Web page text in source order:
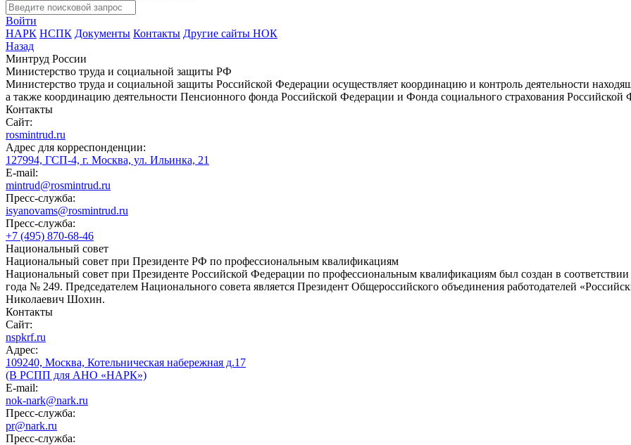
Войти
НАРК НСПК Документы Контакты Другие сайты НОК
Назад
Минтруд России
Министерство труда и социальной защиты РФ
Министерство труда и социальной защиты Российской Федерации осуществляет координацию и контроль деятельности
а также координацию деятельности Пенсионного фонда Российской Федерации и Фонда социального страхования Российской
Контакты
Сайт:
rosmintrud.ru
Адрес для корреспонденции:
127994, ГСП-4, г. Москва, ул. Ильинка, 21
E-mail:
mintrud@rosmintrud.ru
Пресс-служба:
isyanovams@rosmintrud.ru
Пресс-служба:
+7 (495) 870-68-46
Национальный совет
Национальный совет при Президенте РФ по профессиональным квалификациям
Национальный совет при Президенте Российской Федерации по профессиональным квалификациям был создан в
года № 249. Председателем Национального совета является Президент Общероссийского объединения работодателей
Николаевич Шохин.
Контакты
Сайт:
nspkrf.ru
Адрес:
109240, Москва, Котельническая набережная д.17
(В РСПП для АНО «НАРК»)
E-mail:
nok-nark@nark.ru
Пресс-служба:
pr@nark.ru
Пресс-служба: